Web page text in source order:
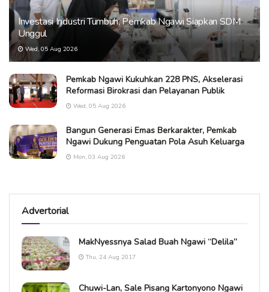
Investasi Industri Tumbuh, Pemkab Ngawi Siapkan SDM
Unggul
Wed, 05 Aug 2026
Pemkab Ngawi Kukuhkan 228 PNS, Akselerasi
Reformasi Birokrasi dan Pelayanan Publik
Wed, 05 Aug 2026
Bangun Generasi Emas Berkarakter, Pemkab
Ngawi Dukung Penguatan Pola Asuh Keluarga
Mon, 03 Aug 2026
Advertorial
MakNyessnya Salad Buah Ngawi “Delila”
Thu, 24 Aug 2017
Chuwi-Lan, Sale Pisang Kartonyono Ngawi